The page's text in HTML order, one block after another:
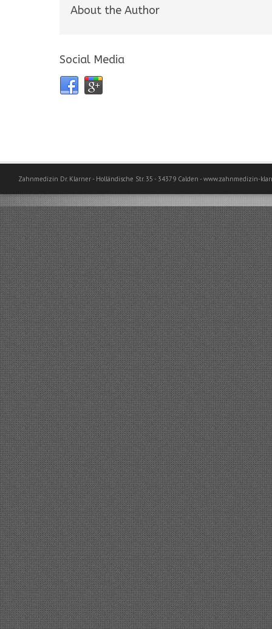
About the Author
Social Media
Zahnmedizin Dr. Klarner - Holländische Str. 35 - 34379 Calden - www.zahnmedizin-